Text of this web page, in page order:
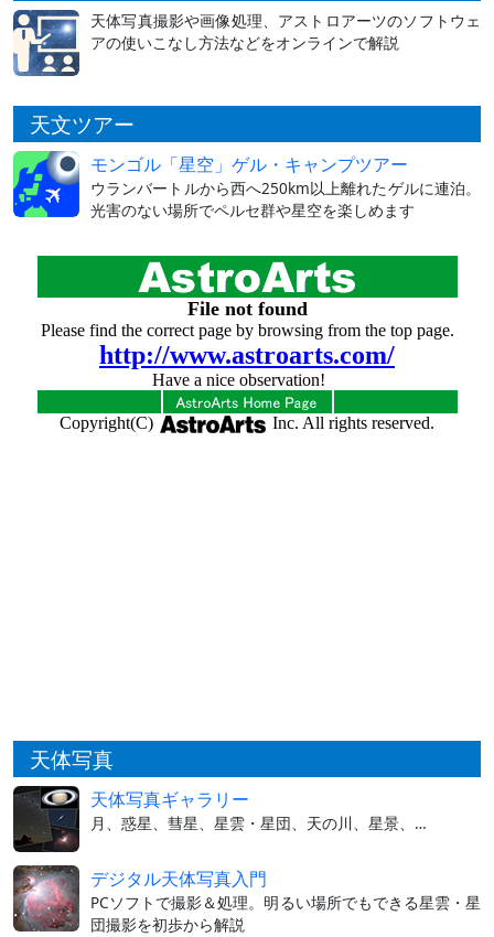
天体写真撮影や画像処理、アストロアーツのソフトウェ
アの使いこなし方法などをオンラインで解説
天文ツアー
モンゴル「星空」ゲル・キャンプツアー
ウランバートルから西へ250km以上離れたゲルに連泊。
光害のない場所でペルセ群や星空を楽しめます
天体写真
天体写真ギャラリー
月、惑星、彗星、星雲・星団、天の川、星景、…
デジタル天体写真入門
PCソフトで撮影＆処理。明るい場所でもできる星雲・星
団撮影を初歩から解説